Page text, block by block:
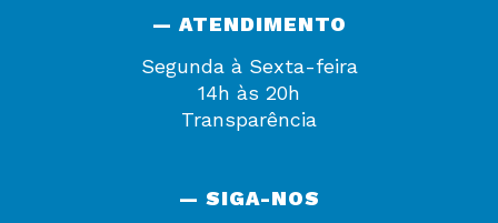
— ATENDIMENTO
Segunda à Sexta-feira
14h às 20h
Transparência
— SIGA-NOS